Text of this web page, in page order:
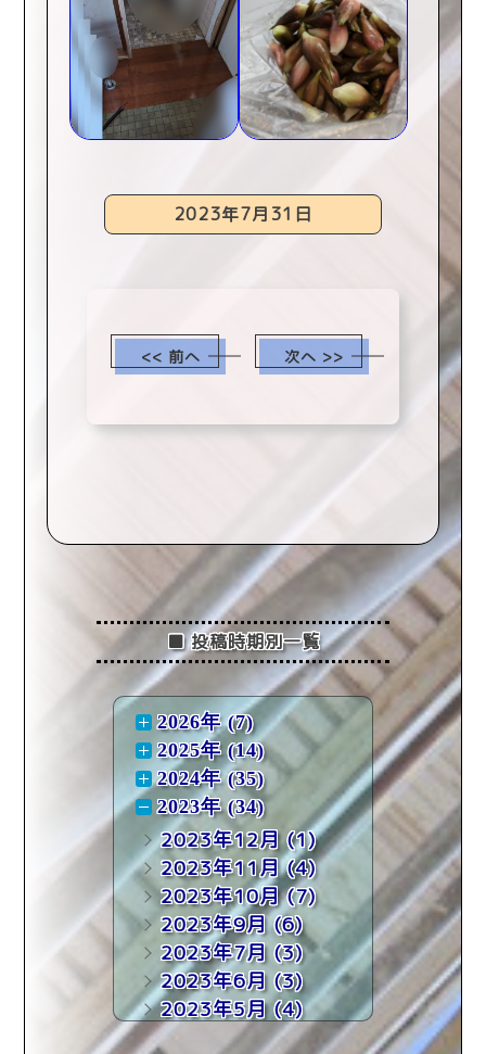
2023年7月31日
<< 前へ 次へ >>
■ 投稿時期別一覧
2026年 (7)
2025年 (14)
2024年 (35)
2023年 (34)
2023年12月(1)
2023年11月(4)
2023年10月(7)
2023年9月(6)
2023年7月(3)
2023年6月(3)
2023年5月(4)
2023年4月(3)